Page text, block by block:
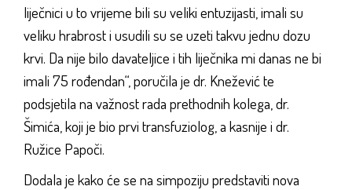
liječnici u to vrijeme bili su veliki entuzijasti, imali su
veliku hrabrost i usudili su se uzeti takvu jednu dozu
krvi. Da nije bilo davateljice i tih liječnika mi danas ne bi
imali 75 rođendan“, poručila je dr. Knežević te
podsjetila na važnost rada prethodnih kolega, dr.
Šimića, koji je bio prvi transfuziolog, a kasnije i dr.
Ružice Papoči.
Dodala je kako će se na simpoziju predstaviti nova